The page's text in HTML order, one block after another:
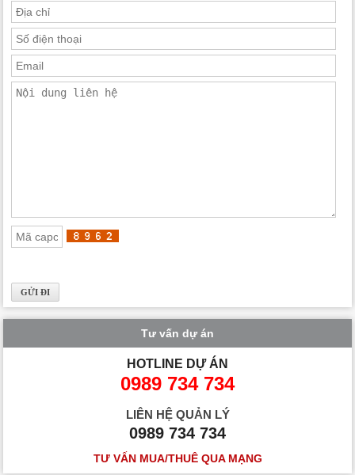
Tư vấn dự án
HOTLINE DỰ ÁN
0989 734 734
LIÊN HỆ QUẢN LÝ
0989 734 734
TƯ VẤN MUA/THUÊ QUA MẠNG